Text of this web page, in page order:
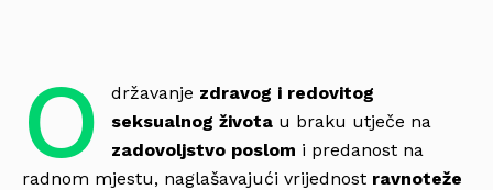
O državanje zdravog i redovitog
seksualnog životau braku utječe na
zadovoljstvo poslom i predanost na
radnom mjestu, naglašavajući vrijednost ravnoteže